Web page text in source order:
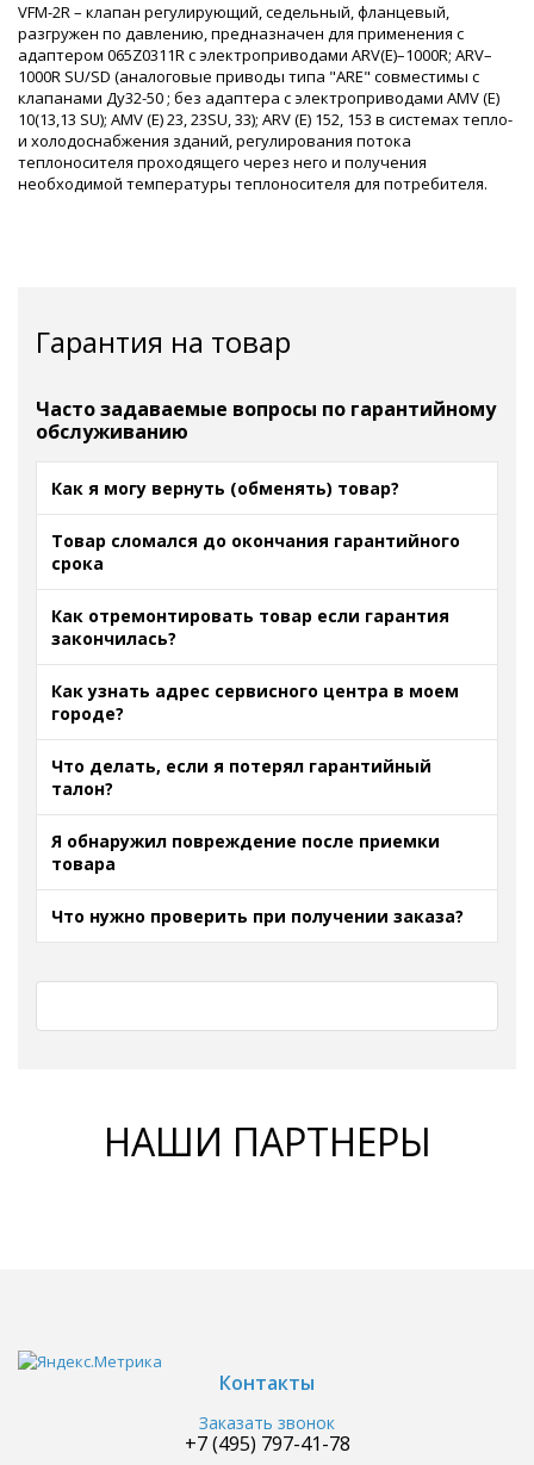
VFM-2R – клапан регулирующий, седельный, фланцевый,
разгружен по давлению, предназначен для применения с
адаптером 065Z0311R с электроприводами ARV(E)–1000R; ARV–
1000R SU/SD (аналоговые приводы типа "ARE" совместимы с
клапанами Ду32-50 ; без адаптера с электроприводами AMV (E)
10(13,13 SU); AMV (E) 23, 23SU, 33); ARV (E) 152, 153 в системах тепло-
и холодоснабжения зданий, регулирования потока
теплоносителя проходящего через него и получения
необходимой температуры теплоносителя для потребителя.
Гарантия на товар
Часто задаваемые вопросы по гарантийному
обслуживанию
Как я могу вернуть (обменять) товар?
Товар сломался до окончания гарантийного
срока
Как отремонтировать товар если гарантия
закончилась?
Как узнать адрес сервисного центра в моем
городе?
Что делать, если я потерял гарантийный
талон?
Я обнаружил повреждение после приемки
товара
Что нужно проверить при получении заказа?
НАШИ ПАРТНЕРЫ
Контакты
Заказать звонок
+7 (495) 797-41-78